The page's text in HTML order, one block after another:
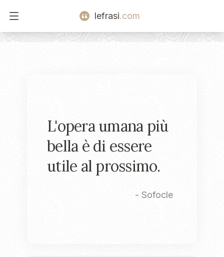
Open main menu
lefrasi.com
L'opera umana più
bella è di essere
utile al prossimo.
- Sofocle